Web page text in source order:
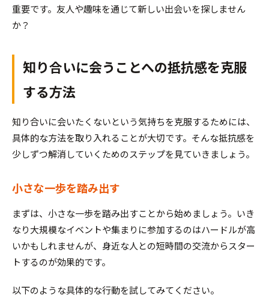
重要です。友人や趣味を通じて新しい出会いを探しません
か？
知り合いに会うことへの抵抗感を克服
する方法
知り合いに会いたくないという気持ちを克服するためには、
具体的な方法を取り入れることが大切です。そんな抵抗感を
少しずつ解消していくためのステップを見ていきましょう。
小さな一歩を踏み出す
まずは、小さな一歩を踏み出すことから始めましょう。いき
なり大規模なイベントや集まりに参加するのはハードルが高
いかもしれませんが、身近な人との短時間の交流からスター
トするのが効果的です。
以下のような具体的な行動を試してみてください。